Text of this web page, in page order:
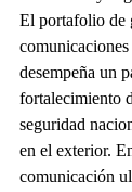
El portafolio de
desempeña un
fortalecimiento
seguridad
en el exterior.
comunicación